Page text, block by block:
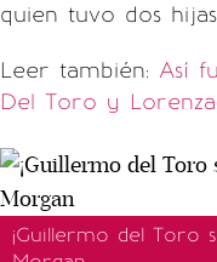
quien tuvo dos
Leer también: Así
Del Toro y
¡Guillermo del Toro